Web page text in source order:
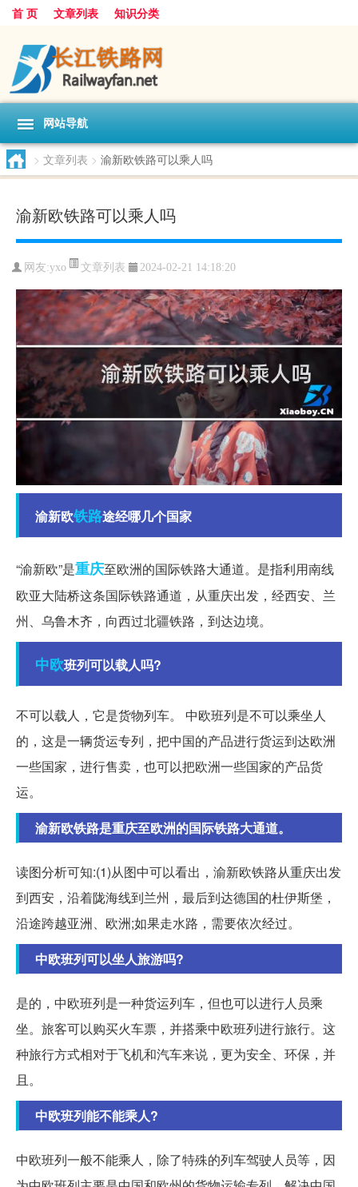
首 页 文章列表 知识分类
网站导航
> 文章列表 > 渝新欧铁路可以乘人吗
渝新欧铁路可以乘人吗
网友:yxo 文章列表 2024-02-21 14:18:20
渝新欧铁路途经哪几个国家
“渝新欧”是重庆至欧洲的国际铁路大通道。是指利用南线
欧亚大陆桥这条国际铁路通道，从重庆出发，经西安、兰
州、乌鲁木齐，向西过北疆铁路，到达边境。
中欧班列可以载人吗?
不可以载人，它是货物列车。 中欧班列是不可以乘坐人
的，这是一辆货运专列，把中国的产品进行货运到达欧洲
一些国家，进行售卖，也可以把欧洲一些国家的产品货
运。
渝新欧铁路是重庆至欧洲的国际铁路大通道。
读图分析可知:(1)从图中可以看出，渝新欧铁路从重庆出发
到西安，沿着陇海线到兰州，最后到达德国的杜伊斯堡，
沿途跨越亚洲、欧洲;如果走水路，需要依次经过。
中欧班列可以坐人旅游吗?
是的，中欧班列是一种货运列车，但也可以进行人员乘
坐。旅客可以购买火车票，并搭乘中欧班列进行旅行。这
种旅行方式相对于飞机和汽车来说，更为安全、环保，并
且。
中欧班列能不能乘人?
中欧班列一般不能乘人，除了特殊的列车驾驶人员等，因